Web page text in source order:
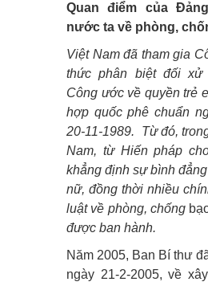
Quan điểm của
nước ta về phòng,
Việt Nam đã tham gia
thức phân biệt đối xử
Công ước về quyền trẻ
hợp quốc phê chuẩn
20-11-1989. Từ đó,
Nam, từ Hiến pháp
khẳng định sự bình
nữ, đồng thời nhiều
luật về phòng, chống
được ban hành.
Năm 2005, Ban Bí thư
ngày 21-2-2005, về